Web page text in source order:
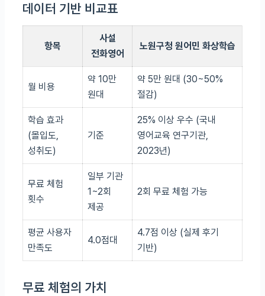
데이터 기반 비교표
항목
사설
전화영어
노원구청 원어민 화상학습
월 비용
약 10만
원대
약 5만 원대 (30~50%
절감)
학습 효과
(몰입도,
성취도)
기준
25% 이상 우수 (국내
영어교육 연구기관,
2023년)
무료 체험
횟수
일부 기관
1~2회
제공
2회 무료 체험 가능
평균 사용자
만족도
4.0점대
4.7점 이상 (실제 후기
기반)
무료 체험의 가치